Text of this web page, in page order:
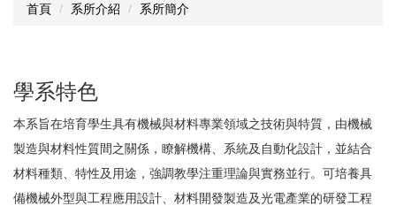
首頁 系所介紹 系所簡介
學系特色
本系旨在培育學生具有機械與材料專業領域之技術與特質，由機械
製造與材料性質間之關係，瞭解機構、系統及自動化設計，並結合
材料種類、特性及用途，強調教學注重理論與實務並行。可培養具
備機械外型與工程應用設計、材料開發製造及光電產業的研發工程